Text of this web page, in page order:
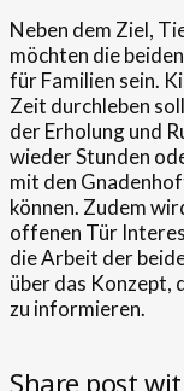
Neben dem Ziel,
möchten die
für Familien sein.
Zeit durchleben
der Erholung und
wieder Stunden
mit den
können. Zudem
offenen Tür
die Arbeit der
über das Konzept,
zu informieren.
Share post